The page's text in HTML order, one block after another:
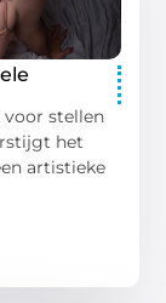
stellen
het
artistieke